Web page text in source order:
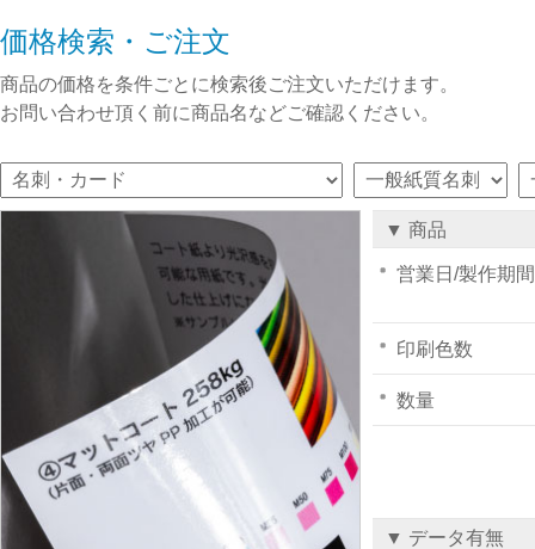
価格検索・ご注文
商品の価格を条件ごとに検索後ご注文いただけます。
お問い合わせ頂く前に商品名などご確認ください。
▼ 商品
営業日/製作期間
印刷色数
数量
▼ データ有無